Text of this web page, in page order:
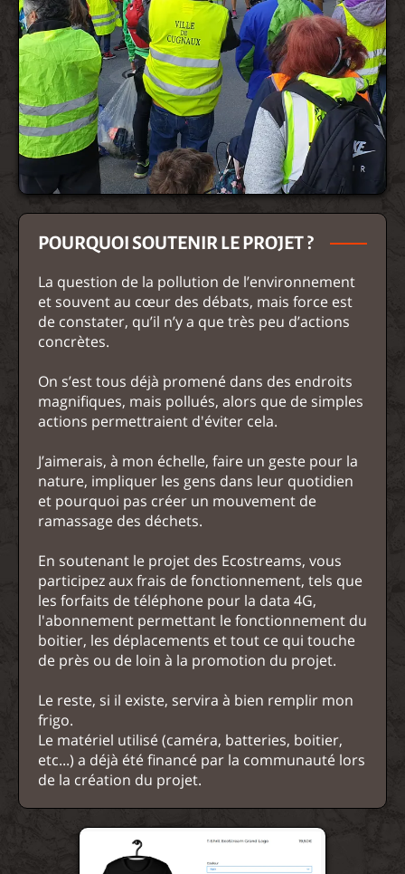
POURQUOI SOUTENIR LE PROJET ?
La question de la pollution de l’environnement
et souvent au cœur des débats, mais force est
de constater, qu’il n’y a que très peu d’actions
concrètes.
On s’est tous déjà promené dans des endroits
magnifiques, mais pollués, alors que de simples
actions permettraient d'éviter cela.
J’aimerais, à mon échelle, faire un geste pour la
nature, impliquer les gens dans leur quotidien
et pourquoi pas créer un mouvement de
ramassage des déchets.
En soutenant le projet des Ecostreams, vous
participez aux frais de fonctionnement, tels que
les forfaits de téléphone pour la data 4G,
l'abonnement permettant le fonctionnement du
boitier, les déplacements et tout ce qui touche
de près ou de loin à la promotion du projet.
Le reste, si il existe, servira à bien remplir mon
frigo.
Le matériel utilisé (caméra, batteries, boitier,
etc...) a déjà été financé par la communauté lors
de la création du projet.